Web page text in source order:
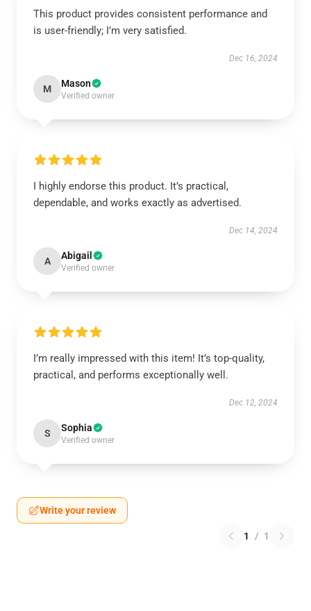
This product provides consistent performance and
is user-friendly; I’m very satisfied.
Dec 16, 2024
M Mason
Verified owner
I highly endorse this product. It’s practical,
dependable, and works exactly as advertised.
Dec 14, 2024
A Abigail
Verified owner
I’m really impressed with this item! It’s top-quality,
practical, and performs exceptionally well.
Dec 12, 2024
S Sophia
Verified owner
Write your review
1 / 1